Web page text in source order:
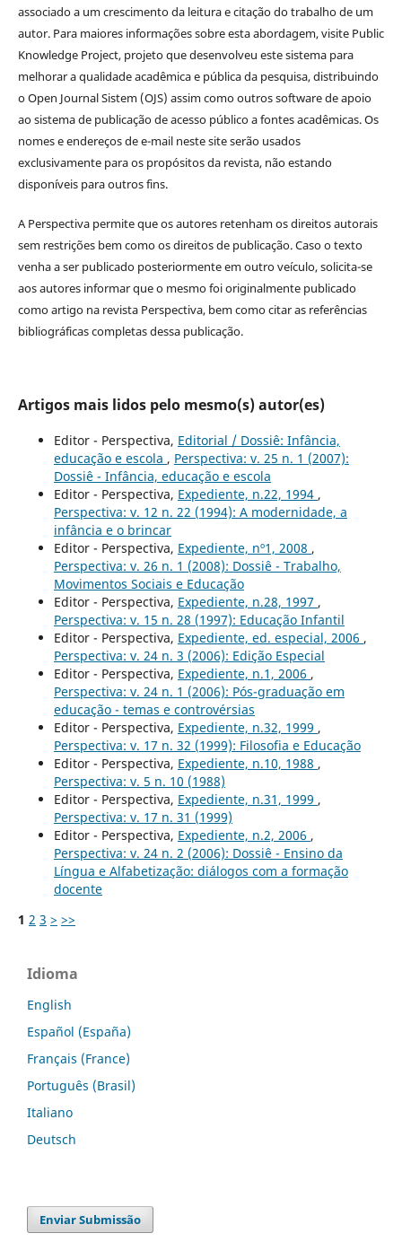
associado a um crescimento da leitura e citação do trabalho de um
autor. Para maiores informações sobre esta abordagem, visite Public
Knowledge Project, projeto que desenvolveu este sistema para
melhorar a qualidade acadêmica e pública da pesquisa, distribuindo
o Open Journal Sistem (OJS) assim como outros software de apoio
ao sistema de publicação de acesso público a fontes acadêmicas. Os
nomes e endereços de e-mail neste site serão usados
exclusivamente para os propósitos da revista, não estando
disponíveis para outros fins.
A Perspectiva permite que os autores retenham os direitos autorais
sem restrições bem como os direitos de publicação. Caso o texto
venha a ser publicado posteriormente em outro veículo, solicita-se
aos autores informar que o mesmo foi originalmente publicado
como artigo na revista Perspectiva, bem como citar as referências
bibliográficas completas dessa publicação.
Artigos mais lidos pelo mesmo(s) autor(es)
Editor - Perspectiva, Editorial / Dossiê: Infância,
educação e escola , Perspectiva: v. 25 n. 1 (2007):
Dossiê - Infância, educação e escola
Editor - Perspectiva, Expediente, n.22, 1994 ,
Perspectiva: v. 12 n. 22 (1994): A modernidade, a
infância e o brincar
Editor - Perspectiva, Expediente, nº1, 2008 ,
Perspectiva: v. 26 n. 1 (2008): Dossiê - Trabalho,
Movimentos Sociais e Educação
Editor - Perspectiva, Expediente, n.28, 1997 ,
Perspectiva: v. 15 n. 28 (1997): Educação Infantil
Editor - Perspectiva, Expediente, ed. especial, 2006 ,
Perspectiva: v. 24 n. 3 (2006): Edição Especial
Editor - Perspectiva, Expediente, n.1, 2006 ,
Perspectiva: v. 24 n. 1 (2006): Pós-graduação em
educação - temas e controvérsias
Editor - Perspectiva, Expediente, n.32, 1999 ,
Perspectiva: v. 17 n. 32 (1999): Filosofia e Educação
Editor - Perspectiva, Expediente, n.10, 1988 ,
Perspectiva: v. 5 n. 10 (1988)
Editor - Perspectiva, Expediente, n.31, 1999 ,
Perspectiva: v. 17 n. 31 (1999)
Editor - Perspectiva, Expediente, n.2, 2006 ,
Perspectiva: v. 24 n. 2 (2006): Dossiê - Ensino da
Língua e Alfabetização: diálogos com a formação
docente
1 2 3 > >>
Idioma
English
Español (España)
Français (France)
Português (Brasil)
Italiano
Deutsch
Enviar Submissão